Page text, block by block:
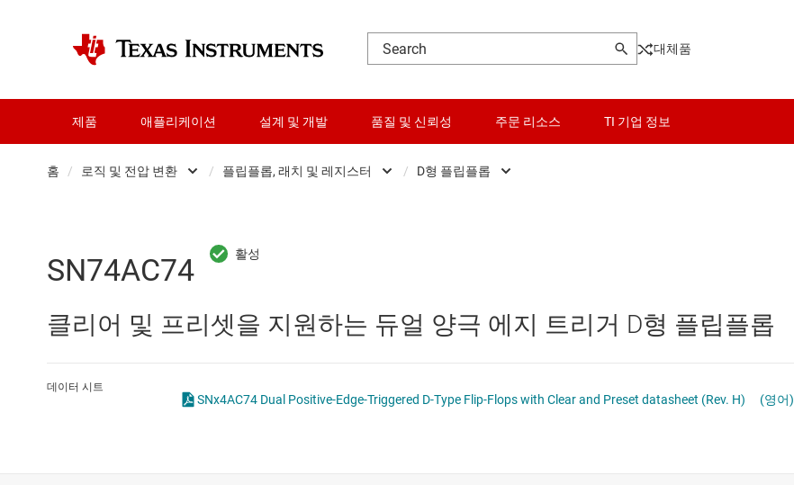
대체품
제품 애플리케이션 설계 및 개발 품질 및 신뢰성 주문 리소스 TI 기업 정보
홈 / 로직 및 전압 변환
RF 및 마이크로파
데이터 컨버터
마이크로컨트롤러(MCU) 및 프로세서
인터페이스
절연
/ 플립플롭, 래치 및 레지스터
버퍼, 드라이버 및 트랜시버
전압 변환기 및 레벨 시프터
/ D형 플립플롭
기타 래치
전압 변환 플립플롭, 래치 및 레지스터
SN74AC74
클리어 및 프리셋을 지원하는 듀얼 양극 에지 트리거 D형 플립플롭
데이터 시트
SNx4AC74 Dual Positive-Edge-Triggered D-Type Flip-Flops with Clear and Preset datasheet (Rev. H) (영어)